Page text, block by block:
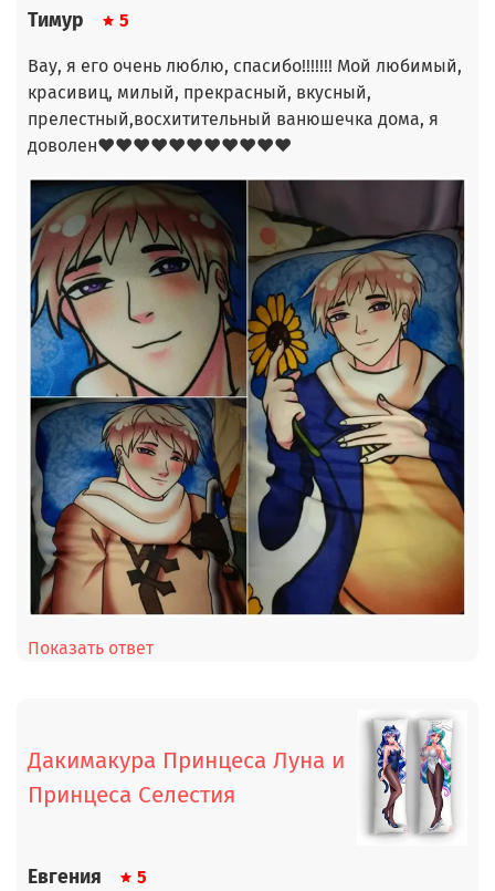
Тимур 5
Вау, я его очень люблю, спасибо!!!!!!! Мой любимый,
красивиц, милый, прекрасный, вкусный,
прелестный,восхитительный ванюшечка дома, я
доволен❤❤❤❤❤❤❤❤❤❤❤
Показать ответ
Дакимакура Принцеса Луна и
Принцеса Селестия
Евгения 5